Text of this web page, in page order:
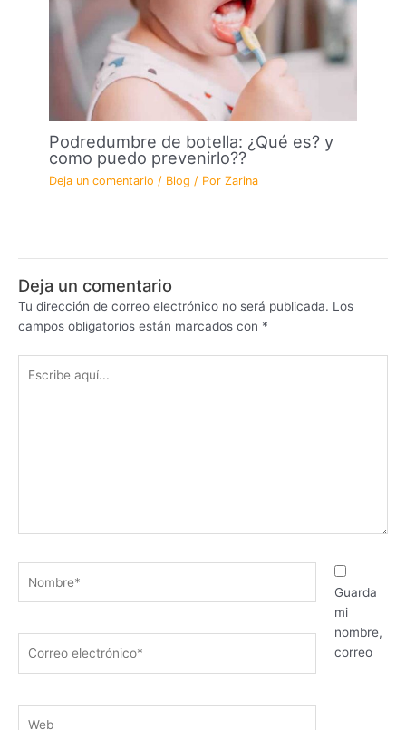
Podredumbre de botella: ¿Qué es? y
como puedo prevenirlo??
Deja un comentario / Blog / PorZarina
Deja un comentario
Tu dirección de correo electrónico no será publicada. Los
campos obligatorios están marcados con *
aquí...
electrónico*
Guarda
mi
nombre,
correo